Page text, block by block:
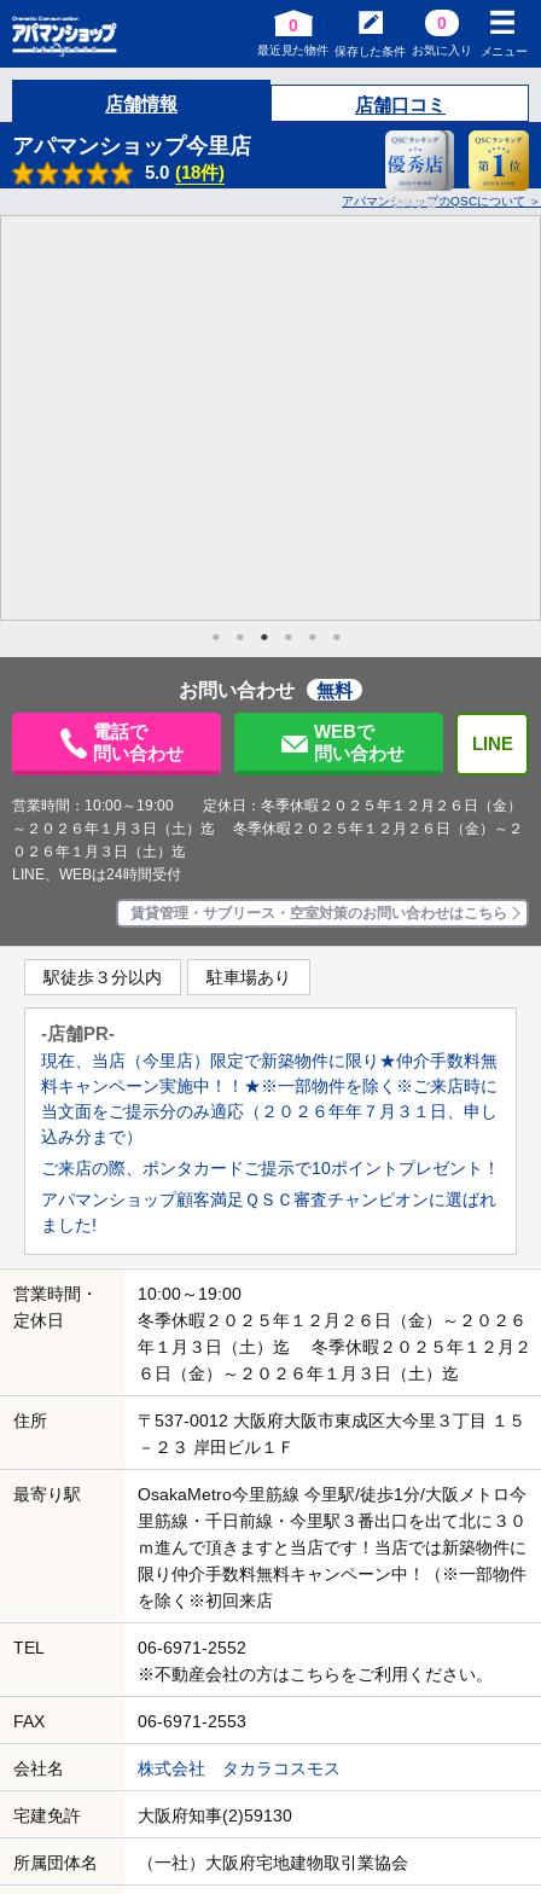
0
最近見た物件 保存した条件
0
お気に入り メニュー
店舗情報 店舗口コミ
アパマンショップ今里店
5.0 (18件)
2回受賞!
アパマンショップのQSCについて
お問い合わせ
無料
電話で
問い合わせ
WEBで
問い合わせ
LINE
営業時間：10:00～19:00 定休日：冬季休暇２０２５年１２月２６日（金）
～２０２６年１月３日（土）迄 冬季休暇２０２５年１２月２６日（金）～２
０２６年１月３日（土）迄
LINE、WEBは24時間受付
賃貸管理・サブリース・空室対策のお問い合わせはこちら
駅徒歩３分以内 駐車場あり
-店舗PR-
現在、当店（今里店）限定で新築物件に限り★仲介手数料無
料キャンペーン実施中！！★※一部物件を除く※ご来店時に
当文面をご提示分のみ適応（２０２６年年７月３１日、申し
込み分まで）
ご来店の際、ポンタカードご提示で10ポイントプレゼント！
アパマンショップ顧客満足ＱＳＣ審査チャンピオンに選ばれ
ました!
営業時間・
定休日
10:00～19:00
冬季休暇２０２５年１２月２６日（金）～２０２６
年１月３日（土）迄 冬季休暇２０２５年１２月２
６日（金）～２０２６年１月３日（土）迄
住所
〒537-0012 大阪府大阪市東成区大今里３丁目 １５
－２３ 岸田ビル１Ｆ
最寄り駅
OsakaMetro今里筋線 今里駅/徒歩1分/大阪メトロ今
里筋線・千日前線・今里駅３番出口を出て北に３０
ｍ進んで頂きますと当店です！当店では新築物件に
限り仲介手数料無料キャンペーン中！（※一部物件
を除く※初回来店
TEL
06-6971-2552
※不動産会社の方はこちらをご利用ください。
FAX 06-6971-2553
会社名 株式会社 タカラコスモス
宅建免許 大阪府知事(2)59130
所属団体名 （一社）大阪府宅地建物取引業協会